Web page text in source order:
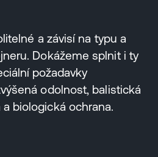
a závisí na typu a
Dokážeme splnit i ty
požadavky
odolnost, balistická
biologická ochrana.